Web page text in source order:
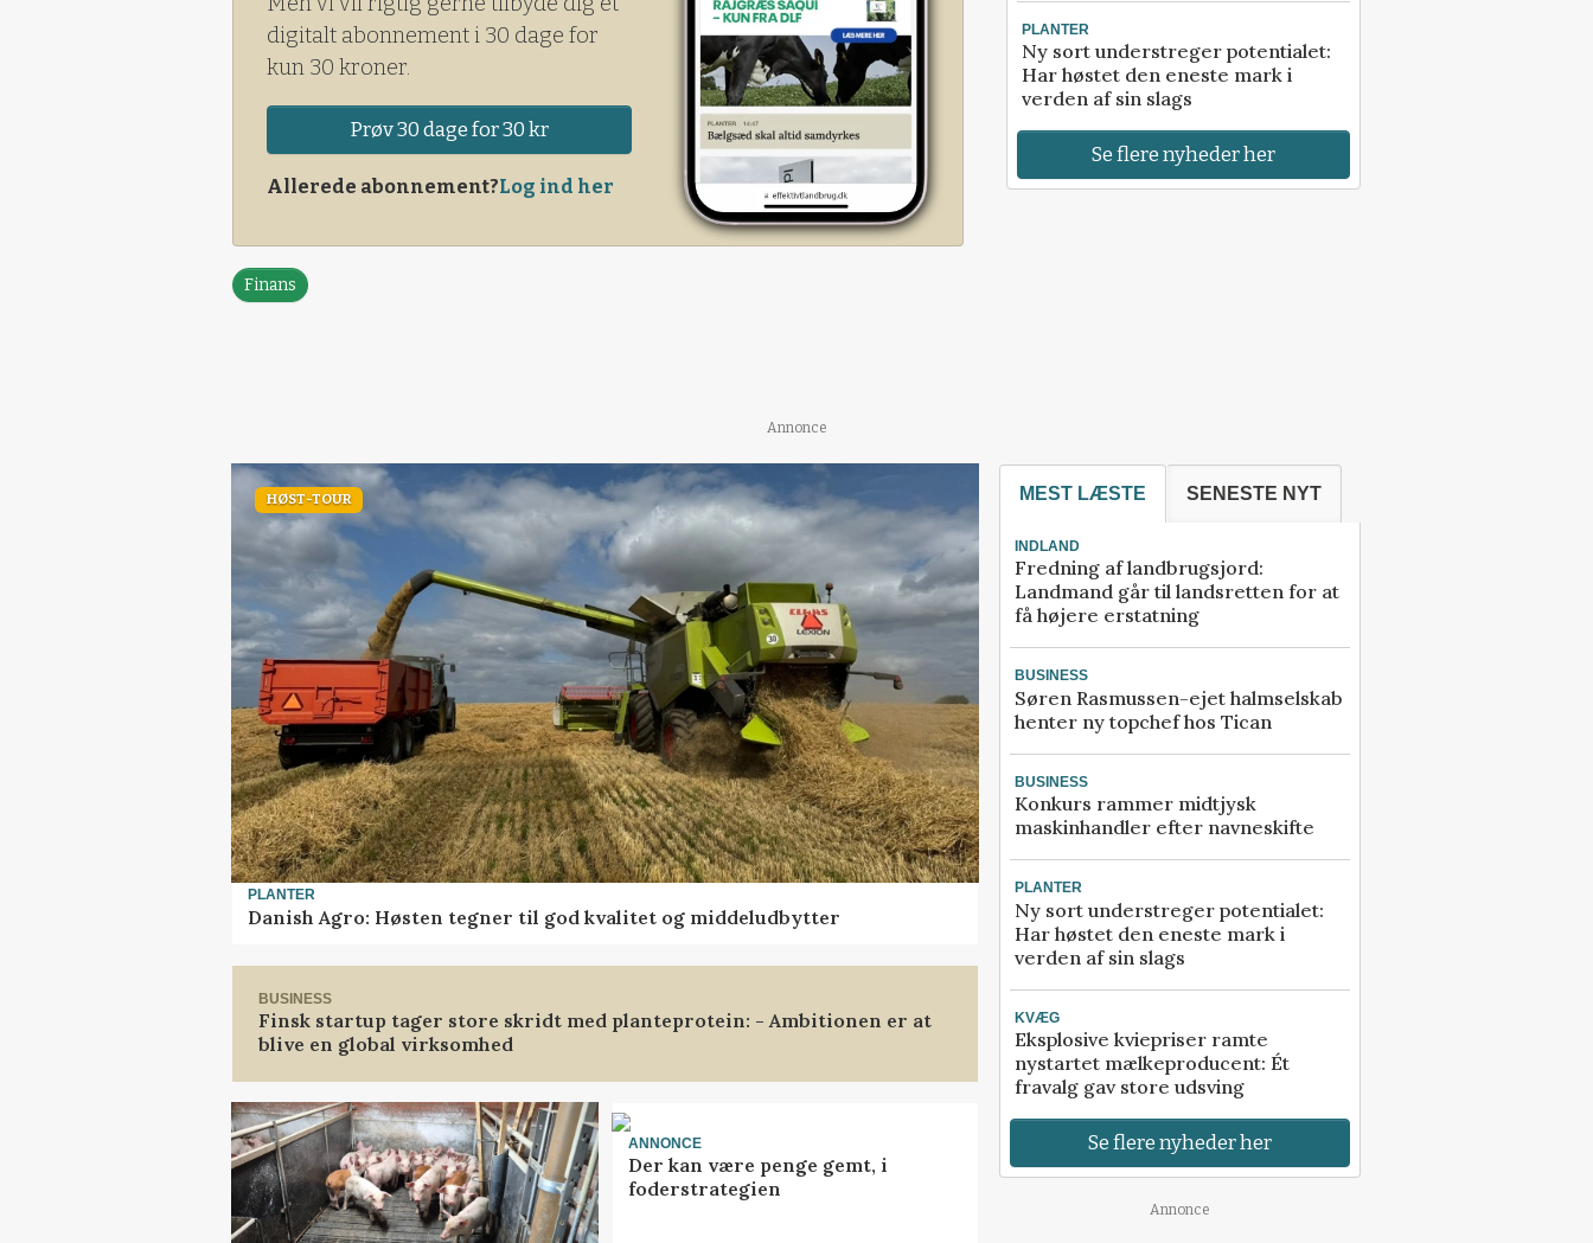
digitalt abonnement i 30 dage for
kun 30 kroner.
Prøv 30 dage for 30 kr
Allerede abonnement?Log ind her
Finans
PLANTER
Ny sort understreger potentialet:
Har høstet den eneste mark i
verden af sin slags
Se flere nyheder her
Annonce
HØST-TOUR
PLANTER
Danish Agro: Høsten tegner til god kvalitet og middeludbytter
BUSINESS
Finsk startup tager store skridt med planteprotein: - Ambitionen er at
blive en global virksomhed
ANNONCE
Der kan være penge gemt, i
foderstrategien
MEST LÆSTE SENESTE NYT
INDLAND
Fredning af landbrugsjord:
Landmand går til landsretten for at
få højere erstatning
BUSINESS
Søren Rasmussen-ejet halmselskab
henter ny topchef hos Tican
BUSINESS
Konkurs rammer midtjysk
maskinhandler efter navneskifte
PLANTER
Ny sort understreger potentialet:
Har høstet den eneste mark i
verden af sin slags
KVÆG
Eksplosive kviepriser ramte
nystartet mælkeproducent: Ét
fravalg gav store udsving
Se flere nyheder her
Annonce